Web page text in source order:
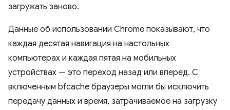
загружать заново.
Данные об использовании Chrome показывают, что
каждая десятая навигация на настольных
компьютерах и каждая пятая на мобильных
устройствах — это переход назад или вперед. С
включенным bfcache браузеры могли бы исключить
передачу данных и время, затрачиваемое на загрузку